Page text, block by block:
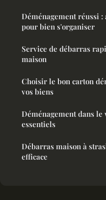
Déménagement réussi
pour bien s'organiser
Service de débarras
maison
Choisir le bon carton
vos biens
Déménagement dans le
essentiels
Débarras maison à
efficace